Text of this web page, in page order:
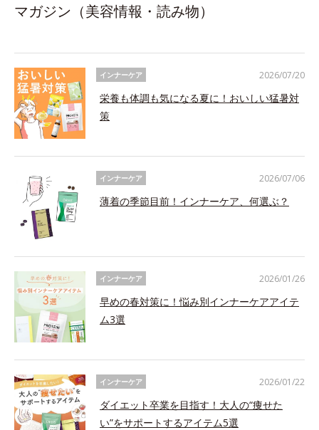
マガジン（美容情報・読み物）
インナーケア
栄養も体調も気になる夏に！おいしい猛暑対
策
2026/07/20
インナーケア
薄着の季節目前！インナーケア、何選ぶ？
2026/07/06
インナーケア
早めの春対策に！悩み別インナーケアアイテ
ム3選
2026/01/26
インナーケア
ダイエット卒業を目指す！大人の“痩せた
い”をサポートするアイテム5選
2026/01/22